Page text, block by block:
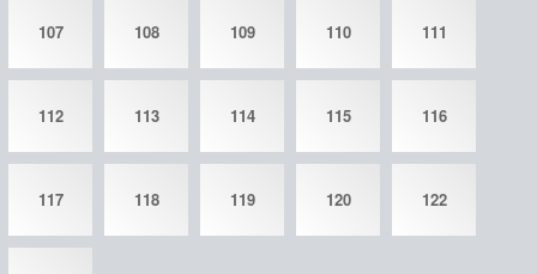
107 108 109 110 111
112 113 114 115 116
117 118 119 120 122